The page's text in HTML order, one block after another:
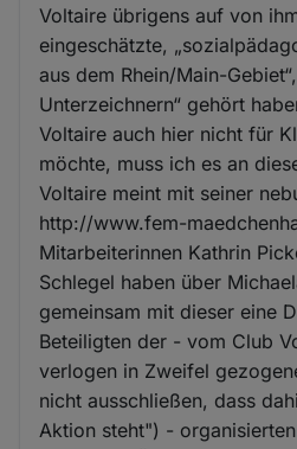
Voltaire übrigens auf von
eingeschätzte,
aus dem Rhein/Main-
Unterzeichnern“ gehört
Voltaire auch hier nicht für
möchte, muss ich es an
Voltaire meint mit seiner
http://www.fem-
Mitarbeiterinnen Kathrin
Schlegel haben über
gemeinsam mit dieser eine
Beteiligten der - vom Club
verlogen in Zweifel
nicht ausschließen, dass
Aktion steht") -